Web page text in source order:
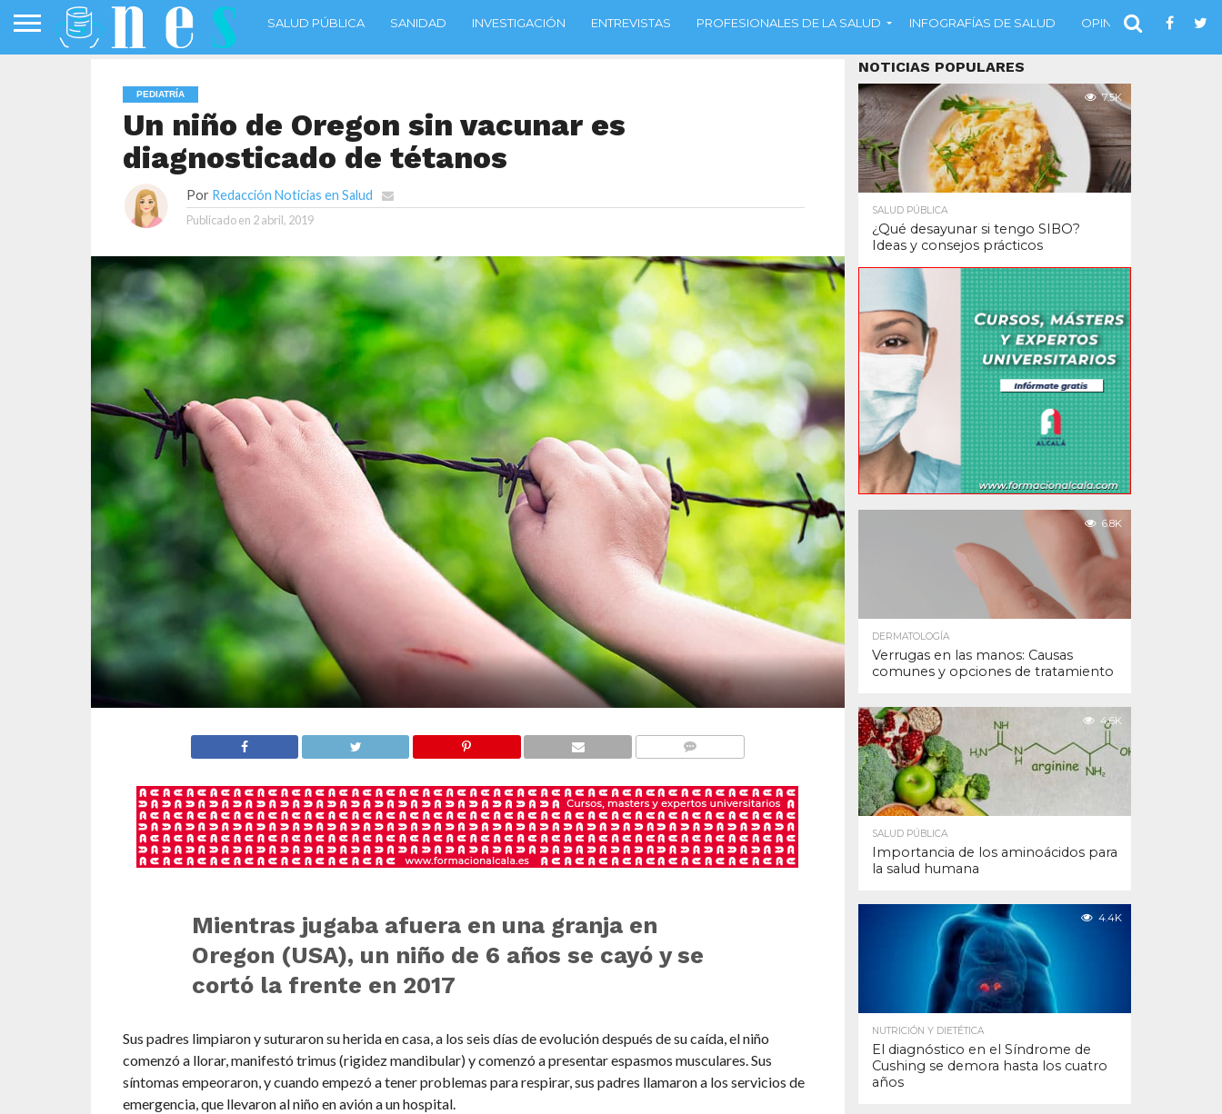
SALUD PÚBLICA SANIDAD INVESTIGACIÓN ENTREVISTAS PROFESIONALES DE LA SALUD INFOGRAFÍAS DE SALUD OPINIÓN
PEDIATRÍA
Un niño de Oregon sin vacunar es
diagnosticado de tétanos
Por Redacción Noticias en Salud
Publicado en 2 abril, 2019
Mientras jugaba afuera en una granja en
Oregon (USA), un niño de 6 años se cayó y se
cortó la frente en 2017
Sus padres limpiaron y suturaron su herida en casa, a los seis días de evolución después de su caída, el niño
comenzó a llorar, manifestó trimus (rigidez mandibular) y comenzó a presentar espasmos musculares. Sus
síntomas empeoraron, y cuando empezó a tener problemas para respirar, sus padres llamaron a los servicios de
emergencia, que llevaron al niño en avión a un hospital.
NOTICIAS POPULARES
7.5K
SALUD PÚBLICA
¿Qué desayunar si tengo SIBO?
Ideas y consejos prácticos
6.8K
DERMATOLOGÍA
Verrugas en las manos: Causas
comunes y opciones de tratamiento
4.6K
SALUD PÚBLICA
Importancia de los aminoácidos para
la salud humana
4.4K
NUTRICIÓN Y DIETÉTICA
El diagnóstico en el Síndrome de
Cushing se demora hasta los cuatro
años